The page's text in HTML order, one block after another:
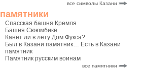
все символы Казани
памятники
Спасская башня Кремля
Башня Сююмбике
Канет ли в лету Дом Фукса?
Был в Казани памятник… Есть в Казани
памятник
Памятник русским воинам
все памятники